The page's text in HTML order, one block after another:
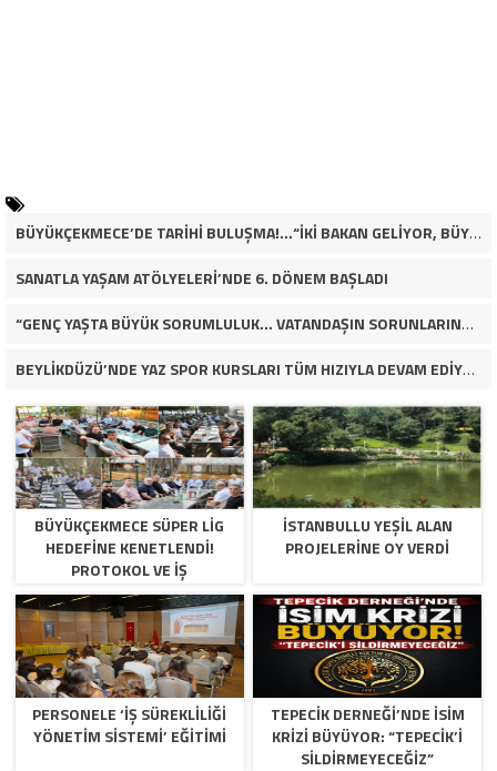
BÜYÜKÇEKMECE’DE TARİHİ BULUŞMA!…“İKİ BAKAN GELİYOR, BÜYÜKÇEKMECE’NİN ADLİYE KADERİ DEĞİŞECEK Mİ?”
SANATLA YAŞAM ATÖLYELERİ’NDE 6. DÖNEM BAŞLADI
“GENÇ YAŞTA BÜYÜK SORUMLULUK… VATANDAŞIN SORUNLARINA ÇÖZÜM ARIYOR!”
BEYLİKDÜZÜ’NDE YAZ SPOR KURSLARI TÜM HIZIYLA DEVAM EDİYOR
BÜYÜKÇEKMECE SÜPER LİG
HEDEFİNE KENETLENDİ!
PROTOKOL VE İŞ
DÜNYASINDAN BASKETBOL
TAKIMINA TAM DESTEK…
İSTANBULLU YEŞİL ALAN
PROJELERİNE OY VERDİ
PERSONELE ‘İŞ SÜREKLİLİĞİ
YÖNETİM SİSTEMİ’ EĞİTİMİ
TEPECİK DERNEĞİ’NDE İSİM
KRİZİ BÜYÜYOR: “TEPECİK’İ
SİLDİRMEYECEĞİZ”